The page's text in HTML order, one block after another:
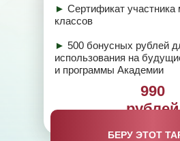
990
рублей
► Сертификат участника
классов
► 500 бонусных рублей
использования на
и программы Академии
БЕРУ ЭТОТ